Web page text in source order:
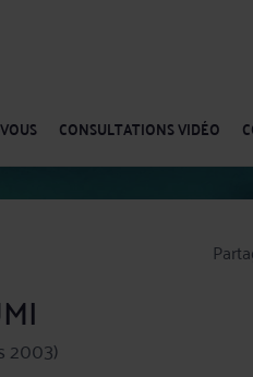
CONSULTATIONS VIDÉO
2003)